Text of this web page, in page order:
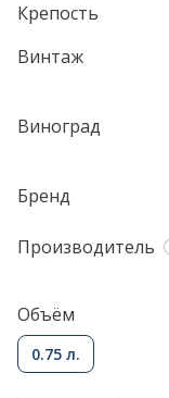
Крепость
Винтаж
Виноград
Бренд
Производитель
Объём
0.75 л.